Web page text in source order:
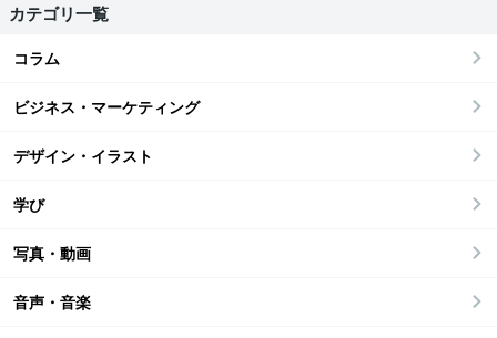
カテゴリ一覧
コラム
ビジネス・マーケティング
デザイン・イラスト
学び
写真・動画
音声・音楽